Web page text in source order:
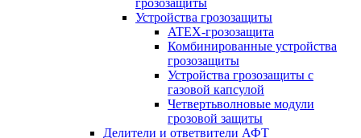
грозозащиты
Устройства грозозащиты
ATEX-грозозащита
Комбинированные устройства
грозозащиты
Устройства грозозащиты с
газовой капсулой
Четвертьволновые модули
грозовой защиты
Делители и ответвители АФТ